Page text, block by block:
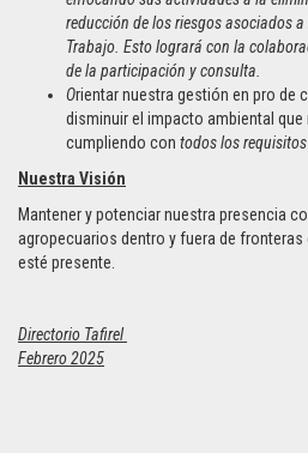
reducción de los riesgos asociados
Trabajo. Esto logrará con la
de la participación y consulta.
Orientar nuestra gestión en pro de
disminuir el impacto ambiental
cumpliendo con todos los requisitos
Nuestra Visión
Mantener y potenciar nuestra presencia
agropecuarios dentro y fuera de
esté presente.
Directorio Tafirel
Febrero 2025